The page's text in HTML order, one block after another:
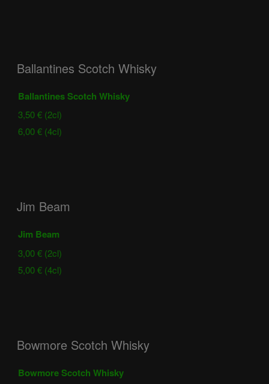
Ballantines Scotch Whisky
Ballantines Scotch Whisky
3,50 € (2cl)
6,00 € (4cl)
Jim Beam
Jim Beam
3,00 € (2cl)
5,00 € (4cl)
Bowmore Scotch Whisky
Bowmore Scotch Whisky